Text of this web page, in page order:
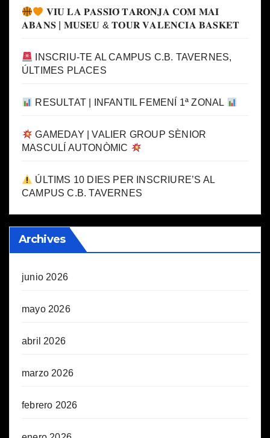
𝐕𝐈𝐔 𝐋𝐀 𝐏𝐀𝐒𝐒𝐈𝐎́ 𝐓𝐀𝐑𝐎𝐍𝐉𝐀 𝐂𝐎𝐌 𝐌𝐀𝐈
𝐀𝐁𝐀𝐍𝐒 | 𝐌𝐔𝐒𝐄𝐔 & 𝐓𝐎𝐔𝐑 𝐕𝐀𝐋𝐄𝐍𝐂𝐈𝐀 𝐁𝐀𝐒𝐊𝐄𝐓
INSCRIU-TE AL CAMPUS C.B. TAVERNES,
ÚLTIMES PLACES
RESULTAT | INFANTIL FEMENÍ 1ª ZONAL
GAMEDAY | VALIER GROUP SÈNIOR
MASCULÍ AUTONÒMIC
ÚLTIMS 10 DIES PER INSCRIURE’S AL
CAMPUS C.B. TAVERNES
Archives
junio 2026
mayo 2026
abril 2026
marzo 2026
febrero 2026